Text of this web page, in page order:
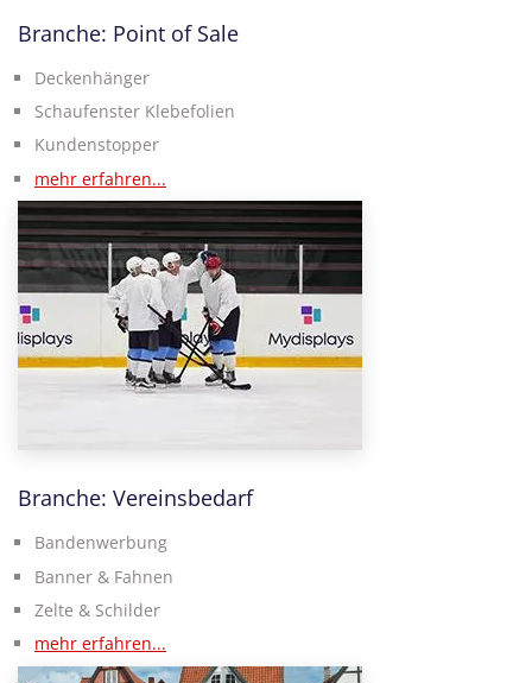
Branche: Point of Sale
Deckenhänger
Schaufenster Klebefolien
Kundenstopper
mehr erfahren...
Branche: Vereinsbedarf
Bandenwerbung
Banner & Fahnen
Zelte & Schilder
mehr erfahren...